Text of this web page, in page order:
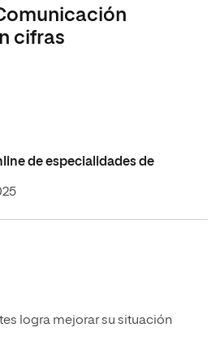
cifras
de especialidades de
logra mejorar su situación